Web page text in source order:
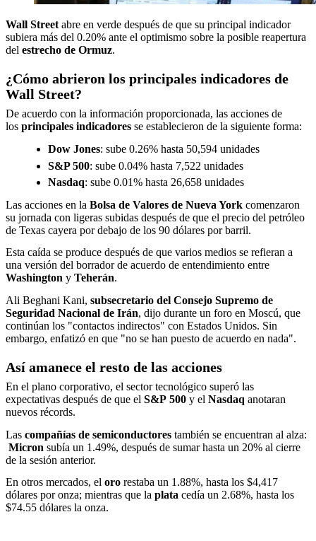
Wall Streetabre en verde después de que su principal indicador
subiera más del 0.20% ante el optimismo sobre la posible reapertura
del estrecho de Ormuz.
¿Cómo abrieron los principales indicadores de
Wall Street?
De acuerdo con la información proporcionada, las acciones de
los principales indicadores se establecieron de la siguiente forma:
Dow Jones: sube 0.26% hasta 50,594 unidades
S&P 500: sube 0.04% hasta 7,522 unidades
Nasdaq: sube 0.01% hasta 26,658 unidades
Las acciones en la Bolsa de Valores de Nueva York comenzaron
su jornada con ligeras subidas después de que el precio del petróleo
de Texas cayera por debajo de los 90 dólares por barril.
Esta caída se produce después de que varios medios se refieran a
una versión del borrador de acuerdo de entendimiento entre
Washington y Teherán.
Ali Beghani Kani, subsecretario del Consejo Supremo de
Seguridad Nacional de Irán, dijo durante un foro en Moscú, que
continúan los "contactos indirectos" con Estados Unidos. Sin
embargo, enfatizó en que "no se han puesto de acuerdo en nada".
Así amanece el resto de las acciones
En el plano corporativo, el sector tecnológico superó las
expectativas después de que el S&P 500 y el Nasdaq anotaran
nuevos récords.
Las compañías de semiconductores también se encuentran al alza:
Micron subía un 1.49%, después de sumar hasta un 20% al cierre
de la sesión anterior.
En otros mercados, el oro restaba un 1.88%, hasta los $4,417
dólares por onza; mientras que la plata cedía un 2.68%, hasta los
$74.55 dólares la onza.